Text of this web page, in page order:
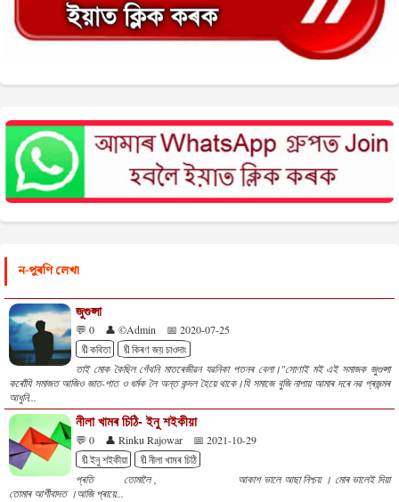
ন-পুৰণি লেখা
জুগুপ্সা
💬 0 👤 ©Admin
📅 2020-07-25
🔖কবিতা
🔖কিৰণ জয় চাওদাং
তাই মোক কৈছিল গেঁথনি মাতৰেজীৱন যৱনিকা পতনৰ বেলা।"সোণাই মই এই সমাজক জুগুপ্সা
কৰোঁযি সমাজত আজিও জাত-পাত ও ধৰ্মক লৈ অন্ত কন্দল হৈয়ে থাকে।যি সমাজে বুজি নাপায় আমাৰ দৰে নৱ প্ৰজন্মৰ
আধুনি...
নীলা খামৰ চিঠি- ইনু শইকীয়া
💬 0 👤 Rinku Rajowar
📅 2021-10-29
🔖ইনু শইকীয়া
🔖নীলা খামৰ চিঠি
প্ৰতি তোমালৈ , আকাশ ভালে আছা নিশ্চয় । মোৰ ভালেই দিয়া
তোমাৰ আৰ্শীবাদত ।আজি প্ৰায়ে...